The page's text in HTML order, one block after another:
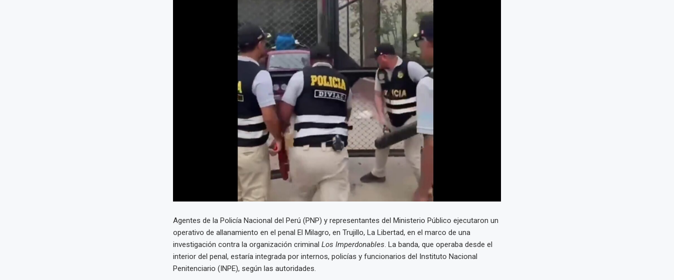
Agentes de la Policía Nacional del Perú (PNP) y representantes del Ministerio Público ejecutaron un
operativo de allanamiento en el penal El Milagro, en Trujillo, La Libertad, en el marco de una
investigación contra la organización criminal Los Imperdonables. La banda, que operaba desde el
interior del penal, estaría integrada por internos, policías y funcionarios del Instituto Nacional
Penitenciario (INPE), según las autoridades.